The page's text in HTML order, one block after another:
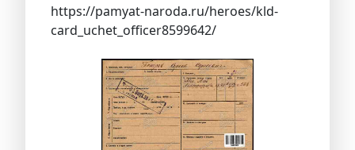
https://pamyat-naroda.ru/heroes/kld-
card_uchet_officer8599642/